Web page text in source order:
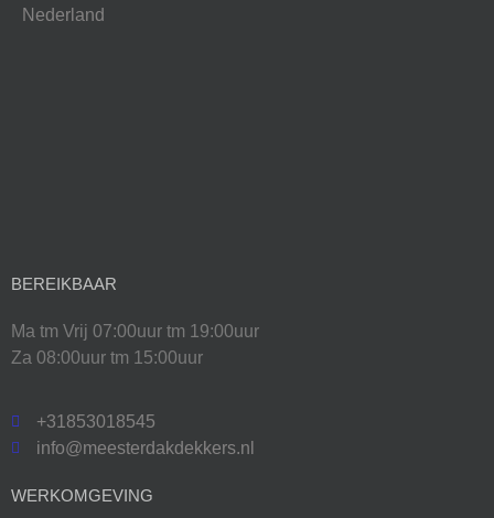
Nederland
BEREIKBAAR
Ma tm Vrij 07:00uur tm 19:00uur
Za 08:00uur tm 15:00uur
+31853018545
info@meesterdakdekkers.nl
WERKOMGEVING